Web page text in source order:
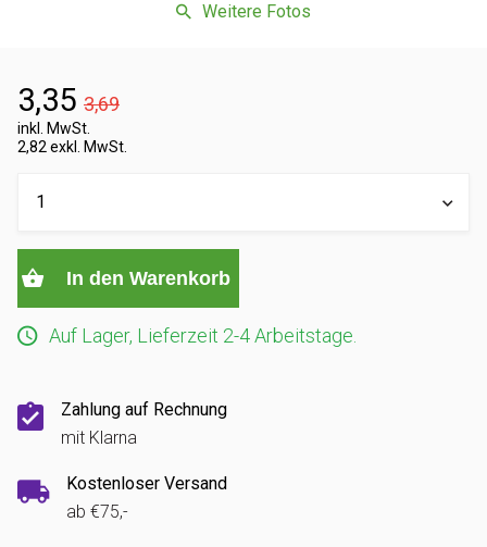
Weitere Fotos
3,35 3,69
inkl. MwSt.
2,82 exkl. MwSt.
In den Warenkorb
Auf Lager, Lieferzeit 2-4 Arbeitstage.
Zahlung auf Rechnung
mit Klarna
Kostenloser Versand
ab €75,-